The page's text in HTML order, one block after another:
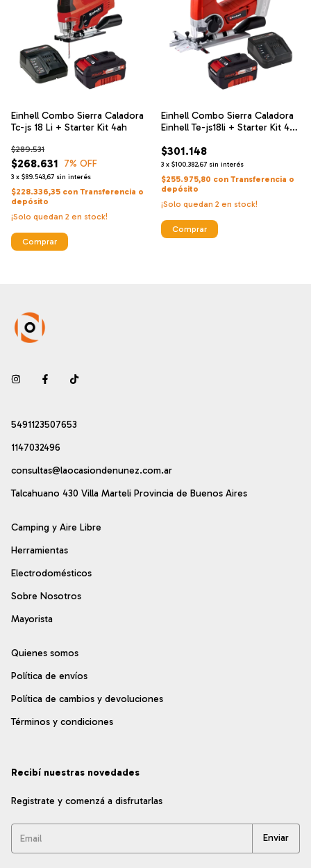
Einhell Combo Sierra Caladora
Tc-js 18 Li + Starter Kit 4ah
$268.631
$289.531
7% OFF
3 x $89.543,67 sin interés
$228.336,35 con Transferencia o
depósito
¡Solo quedan 2 en stock!
Einhell Combo Sierra Caladora
Einhell Te-js18li + Starter Kit 4
$301.148
3 x $100.382,67 sin interés
$255.975,80 con Transferencia o
depósito
¡Solo quedan 2 en stock!
5491123507653
1147032496
consultas@laocasiondenunez.com.ar
Talcahuano 430 Villa Marteli Provincia de Buenos Aires
Camping y Aire Libre
Herramientas
Electrodomésticos
Sobre Nosotros
Mayorista
Quienes somos
Política de envíos
Política de cambios y devoluciones
Términos y condiciones
Recibí nuestras novedades
Registrate y comenzá a disfrutarlas